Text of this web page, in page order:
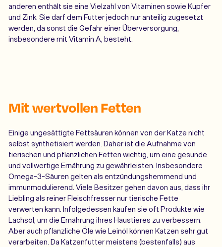
anderen enthält sie eine Vielzahl von Vitaminen sowie Kupfer
und Zink. Sie darf dem Futter jedoch nur anteilig zugesetzt
werden, da sonst die Gefahr einer Überversorgung,
insbesondere mit Vitamin A, besteht.
Mit wertvollen Fetten
Einige ungesättigte Fettsäuren können von der Katze nicht
selbst synthetisiert werden. Daher ist die Aufnahme von
tierischen und pflanzlichen Fetten wichtig, um eine gesunde
und vollwertige Ernährung zu gewährleisten. Insbesondere
Omega-3-Säuren gelten als entzündungshemmend und
immunmodulierend. Viele Besitzer gehen davon aus, dass ihr
Liebling als reiner Fleischfresser nur tierische Fette
verwerten kann. Infolgedessen kaufen sie oft Produkte wie
Lachsöl, um die Ernährung ihres Haustieres zu verbessern.
Aber auch pflanzliche Öle wie Leinöl können Katzen sehr gut
verarbeiten. Da Katzenfutter meistens (bestenfalls) aus